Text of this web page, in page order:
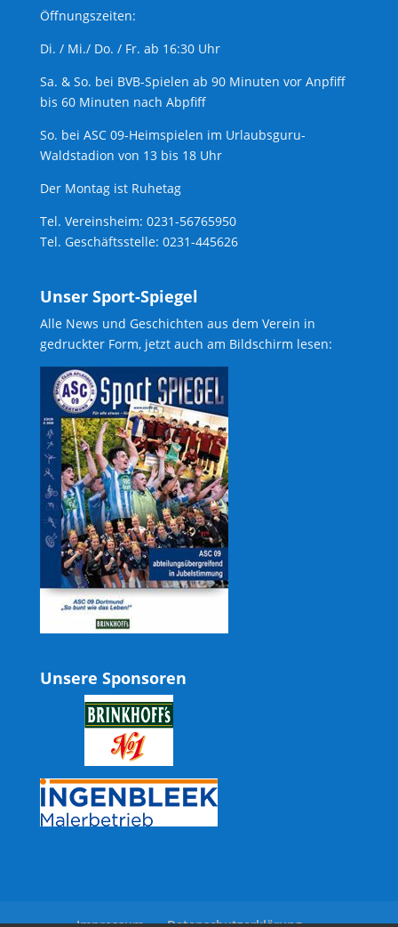
Öffnungszeiten:
Di. / Mi./ Do. / Fr. ab 16:30 Uhr
Sa. & So. bei BVB-Spielen ab 90 Minuten vor Anpfiff
bis 60 Minuten nach Abpfiff
So. bei ASC 09-Heimspielen im Urlaubsguru-
Waldstadion von 13 bis 18 Uhr
Der Montag ist Ruhetag
Tel. Vereinsheim: 0231-56765950
Tel. Geschäftsstelle: 0231-445626
Unser Sport-Spiegel
Alle News und Geschichten aus dem Verein in
gedruckter Form, jetzt auch am Bildschirm lesen:
Unsere Sponsoren